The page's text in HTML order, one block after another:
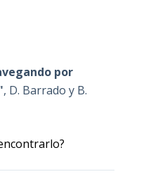
por
, D. Barrado y B.